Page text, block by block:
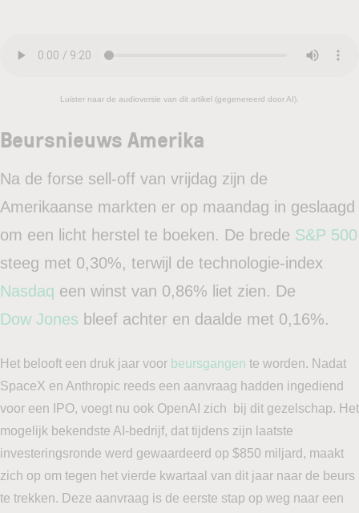
Luister naar de audioversie van dit artikel (gegenereerd door AI).
Beursnieuws Amerika
Na de forse sell-off van vrijdag zijn de
Amerikaanse markten er op maandag in geslaagd
om een licht herstel te boeken. De brede S&P 500
steeg met 0,30%, terwijl de technologie-index
Nasdaq een winst van 0,86% liet zien. De
Dow Jones bleef achter en daalde met 0,16%.
Het belooft een druk jaar voor beursgangen te worden. Nadat
SpaceX en Anthropic reeds een aanvraag hadden ingediend
voor een IPO, voegt nu ook OpenAI zich bij dit gezelschap. Het
mogelijk bekendste AI-bedrijf, dat tijdens zijn laatste
investeringsronde werd gewaardeerd op $850 miljard, maakt
zich op om tegen het vierde kwartaal van dit jaar naar de beurs
te trekken. Deze aanvraag is de eerste stap op weg naar een